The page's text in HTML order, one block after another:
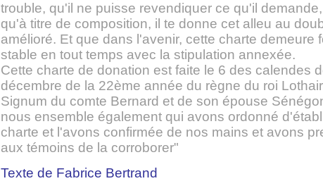
trouble, qu'il ne puisse revendiquer ce qu'il
qu'à titre de composition, il te donne cet alleu au
amélioré. Et que dans l'avenir, cette charte demeure
stable en tout temps avec la stipulation annexée.
Cette charte de donation est faite le 6 des calendes
décembre de la 22ème année du règne du roi
Signum du comte Bernard et de son épouse
nous ensemble également qui avons ordonné
charte et l'avons confirmée de nos mains et avons
aux témoins de la corroborer"
Texte de Fabrice Bertrand